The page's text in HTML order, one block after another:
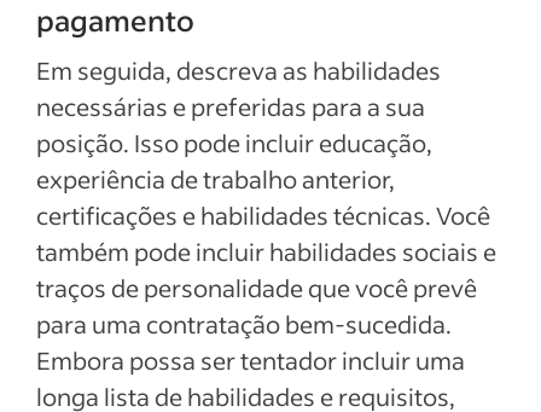
pagamento
Em seguida, descreva as habilidades
necessárias e preferidas para a sua
posição. Isso pode incluir educação,
experiência de trabalho anterior,
certificações e habilidades técnicas. Você
também pode incluir habilidades sociais e
traços de personalidade que você prevê
para uma contratação bem-sucedida.
Embora possa ser tentador incluir uma
longa lista de habilidades e requisitos,